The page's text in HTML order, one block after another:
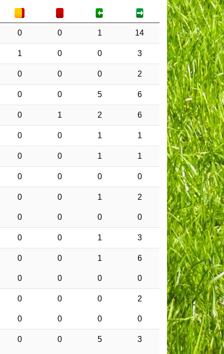
0 0 1 14
1 0 0 3
0 0 0 2
0 0 5 6
0 1 2 6
0 0 1 1
0 0 1 1
0 0 0 0
0 0 1 2
0 0 0 0
0 0 1 3
0 0 1 6
0 0 0 0
0 0 0 2
0 0 0 0
0 0 5 3